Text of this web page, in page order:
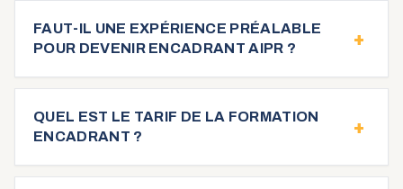
FAUT-IL UNE EXPÉRIENCE PRÉALABLE
POUR DEVENIR ENCADRANT AIPR ?
+
QUEL EST LE TARIF DE LA FORMATION
ENCADRANT ?
+